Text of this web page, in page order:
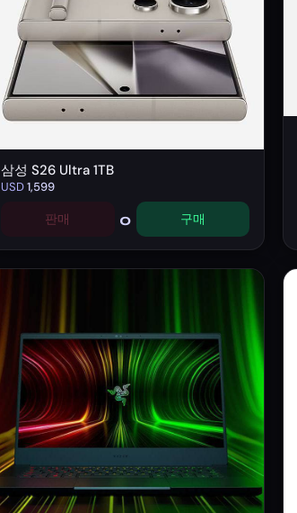
삼성 S26 Ultra 1TB
USD1,599
판매 0 구매